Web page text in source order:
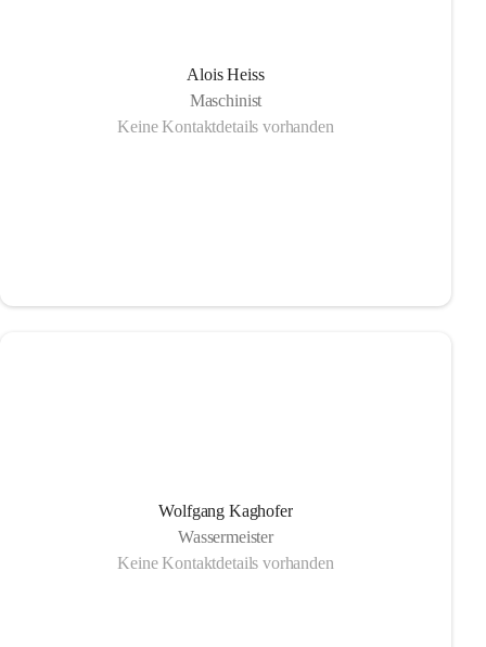
Alois Heiss
Maschinist
Keine Kontaktdetails vorhanden
Wolfgang Kaghofer
Wassermeister
Keine Kontaktdetails vorhanden